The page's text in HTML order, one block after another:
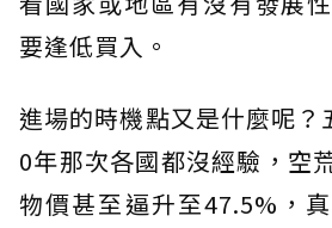
要逢低買入。
進場的時機點又是什麼呢？
0年那次各國都沒經驗，空
物價甚至逼升至47.5%，